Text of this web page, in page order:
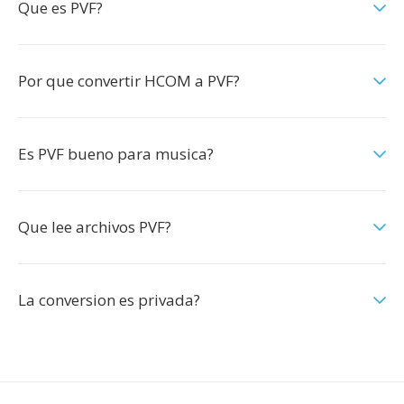
Que es PVF?
Por que convertir HCOM a PVF?
Es PVF bueno para musica?
Que lee archivos PVF?
La conversion es privada?